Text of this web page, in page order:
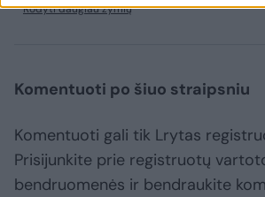
Rodyti daugiau žymių
Komentuoti po šiuo straipsniu
Komentuoti gali tik Lrytas
Prisijunkite prie registruotų
bendruomenės ir bendraukite